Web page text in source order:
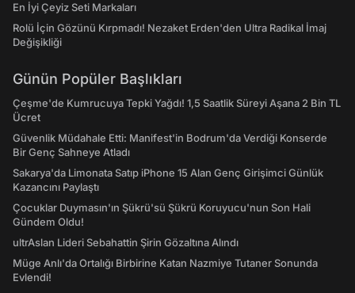
En İyi Çeyiz Seti Markaları
Rolü İçin Gözünü Kırpmadı! Nezaket Erden'den Ultra Radikal İmaj
Değişikliği
Günün Popüler Başlıkları
Çeşme'de Kumrucuya Tepki Yağdı! 1,5 Saatlik Süreyi Aşana 2 Bin TL
Ücret
Güvenlik Müdahale Etti: Manifest'in Bodrum'da Verdiği Konserde
Bir Genç Sahneye Atladı
Sakarya'da Limonata Satıp iPhone 15 Alan Genç Girişimci Günlük
Kazancını Paylaştı
Çocuklar Duymasın'ın Şükrü'sü Şükrü Koruyucu'nun Son Hali
Gündem Oldu!
ultrAslan Lideri Sebahattin Şirin Gözaltına Alındı
Müge Anlı'da Ortalığı Birbirine Katan Nazmiye Tutaner Sonunda
Evlendi!